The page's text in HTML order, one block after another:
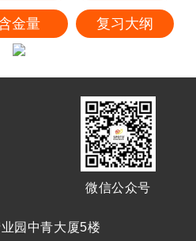
金量 复习大纲
微信公众号
园中青大厦5楼